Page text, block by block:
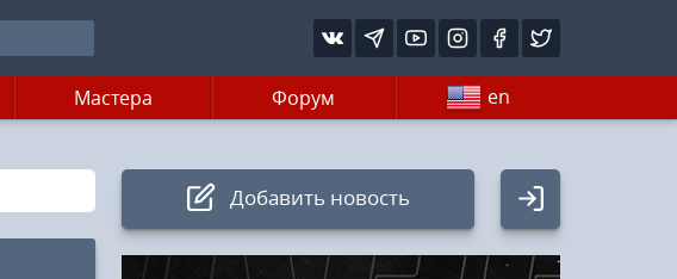
Мастера Форум en
Добавить новость
Авторизация